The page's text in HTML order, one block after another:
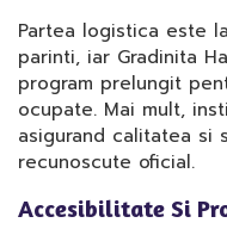
Partea logistica este
parinti, iar Gradinita
program prelungit
ocupate. Mai mult,
asigurand calitatea si
recunoscute oficial.
Accesibilitate Si